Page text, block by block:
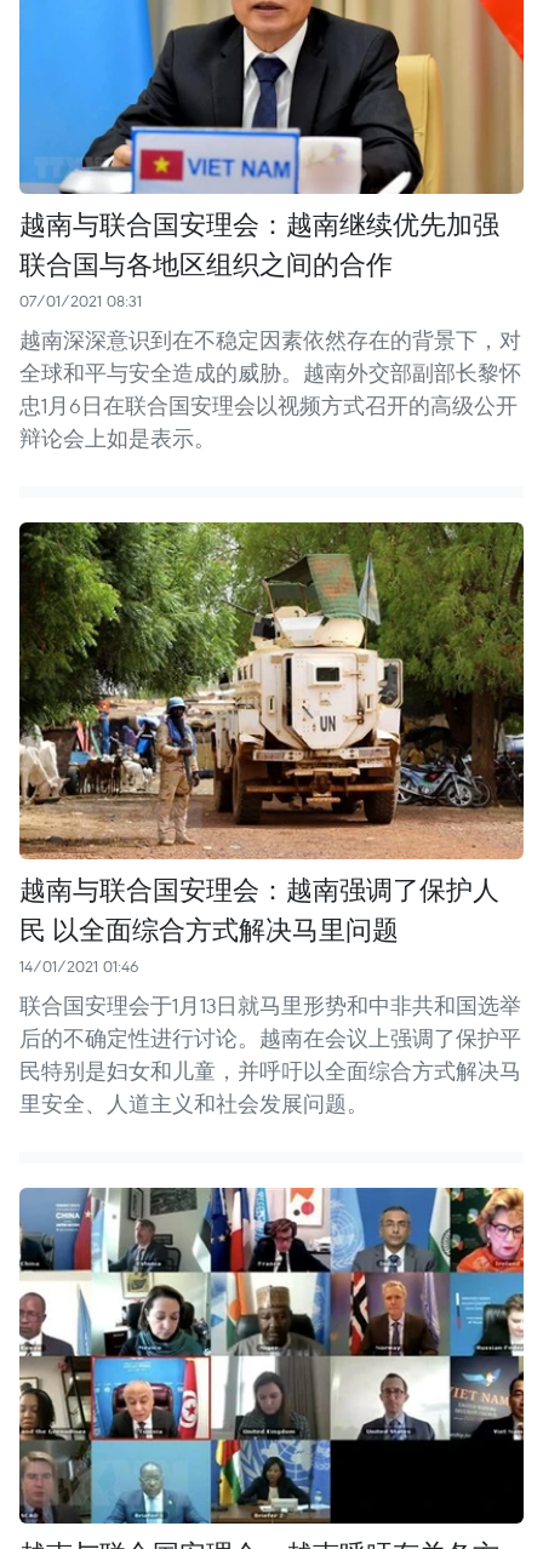
越南与联合国安理会：越南继续优先加强
联合国与各地区组织之间的合作
07/01/2021 08:31
越南深深意识到在不稳定因素依然存在的背景下，对
全球和平与安全造成的威胁。越南外交部副部长黎怀
忠1月6日在联合国安理会以视频方式召开的高级公开
辩论会上如是表示。
越南与联合国安理会：越南强调了保护人
民 以全面综合方式解决马里问题
14/01/2021 01:46
联合国安理会于1月13日就马里形势和中非共和国选举
后的不确定性进行讨论。越南在会议上强调了保护平
民特别是妇女和儿童，并呼吁以全面综合方式解决马
里安全、人道主义和社会发展问题。